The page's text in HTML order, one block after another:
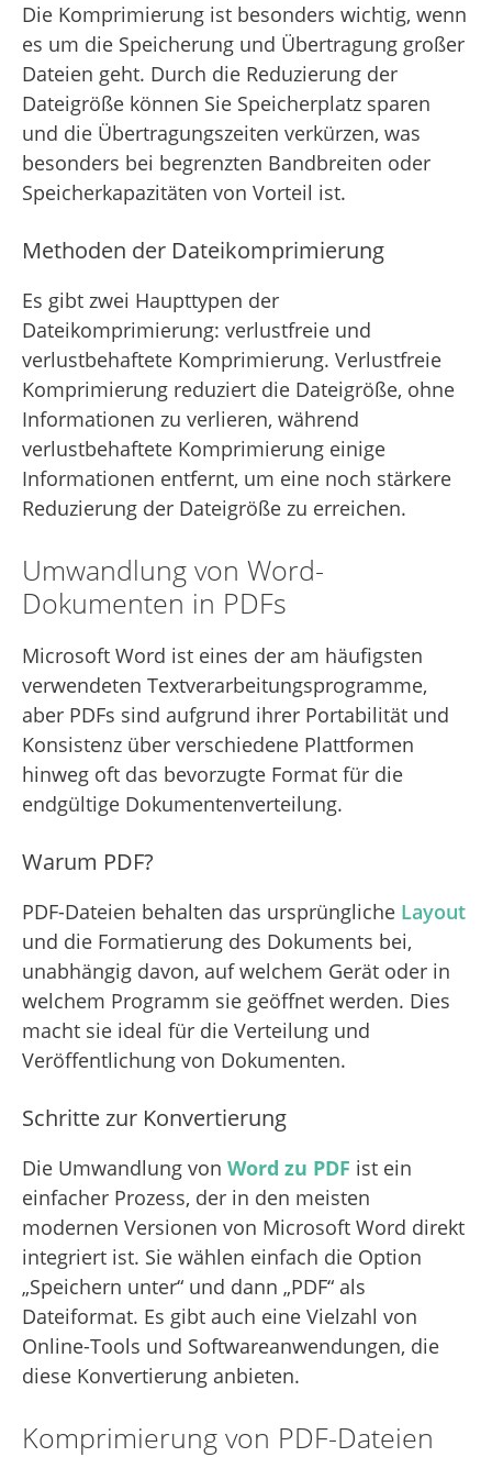
Die Komprimierung ist besonders wichtig, wenn
es um die Speicherung und Übertragung großer
Dateien geht. Durch die Reduzierung der
Dateigröße können Sie Speicherplatz sparen
und die Übertragungszeiten verkürzen, was
besonders bei begrenzten Bandbreiten oder
Speicherkapazitäten von Vorteil ist.
Methoden der Dateikomprimierung
Es gibt zwei Haupttypen der
Dateikomprimierung: verlustfreie und
verlustbehaftete Komprimierung. Verlustfreie
Komprimierung reduziert die Dateigröße, ohne
Informationen zu verlieren, während
verlustbehaftete Komprimierung einige
Informationen entfernt, um eine noch stärkere
Reduzierung der Dateigröße zu erreichen.
Umwandlung von Word-
Dokumenten in PDFs
Microsoft Word ist eines der am häufigsten
verwendeten Textverarbeitungsprogramme,
aber PDFs sind aufgrund ihrer Portabilität und
Konsistenz über verschiedene Plattformen
hinweg oft das bevorzugte Format für die
endgültige Dokumentenverteilung.
Warum PDF?
PDF-Dateien behalten das ursprüngliche Layout
und die Formatierung des Dokuments bei,
unabhängig davon, auf welchem Gerät oder in
welchem Programm sie geöffnet werden. Dies
macht sie ideal für die Verteilung und
Veröffentlichung von Dokumenten.
Schritte zur Konvertierung
Die Umwandlung von Word zu PDF ist ein
einfacher Prozess, der in den meisten
modernen Versionen von Microsoft Word direkt
integriert ist. Sie wählen einfach die Option
„Speichern unter“ und dann „PDF“ als
Dateiformat. Es gibt auch eine Vielzahl von
Online-Tools und Softwareanwendungen, die
diese Konvertierung anbieten.
Komprimierung von PDF-Dateien